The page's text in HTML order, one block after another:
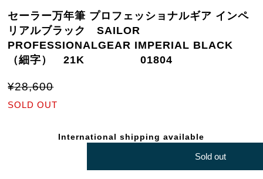
セーラー万年筆 プロフェッショナルギア インペ
リアルブラック SAILOR
PROFESSIONALGEAR IMPERIAL BLACK
（細字） 21K 01804
¥28,600
SOLD OUT
International shipping available
Sold out